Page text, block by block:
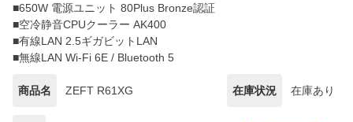
■650W 電源ユニット 80Plus Bronze認証
■空冷静音CPUクーラー AK400
■有線LAN 2.5ギガビットLAN
■無線LAN Wi-Fi 6E / Bluetooth 5
商品名 ZEFT R61XG 在庫状況 在庫あり